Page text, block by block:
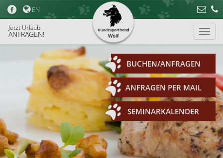
EN
Jetzt Urlaub
ANFRAGEN!
BUCHEN/ANFRAGEN
ANFRAGEN PER MAIL
SEMINARKALENDER